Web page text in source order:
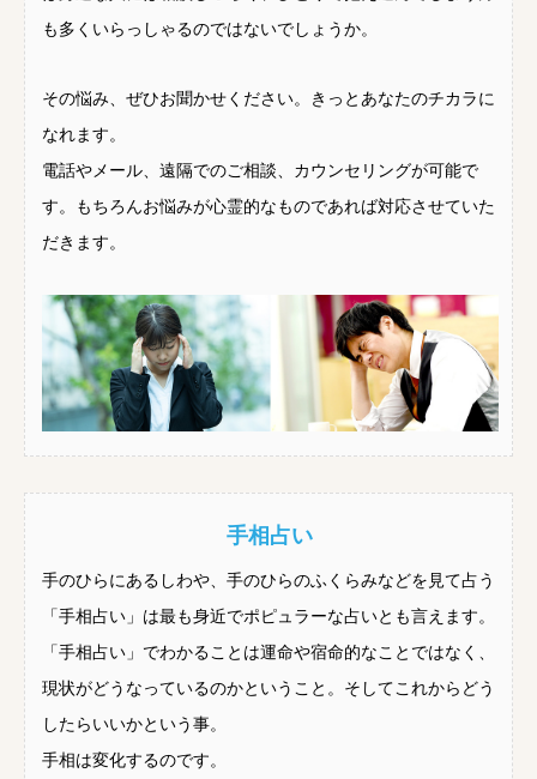
も多くいらっしゃるのではないでしょうか。
その悩み、ぜひお聞かせください。きっとあなたのチカラに
なれます。
電話やメール、遠隔でのご相談、カウンセリングが可能で
す。もちろんお悩みが心霊的なものであれば対応させていた
だきます。
手相占い
手のひらにあるしわや、手のひらのふくらみなどを見て占う
「手相占い」は最も身近でポピュラーな占いとも言えます。
「手相占い」でわかることは運命や宿命的なことではなく、
現状がどうなっているのかということ。そしてこれからどう
したらいいかという事。
手相は変化するのです。